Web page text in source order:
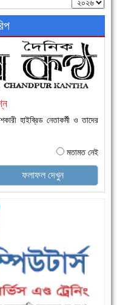
১ জন গ্রেফতার
হাইব্রিড নেতাকর্মী ও তাদের
মতামত নেই
ফলাফল দেখুন